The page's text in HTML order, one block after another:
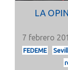
LA
7 febrero
FEDEME